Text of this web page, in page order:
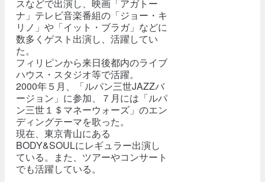
スなどで出演し、映画「アガトー
ナ」テレビ音楽番組の「ジョー・キ
リノ」や「イット・ブラガ」などに
数多くゲスト出演し、活躍してい
た。
フィリピンから来日後都内のライブ
ハウス・スタジオ等で活躍。
2000年５月、「ルパン三世JAZZバ
ージョン」に参加、７月には「ルパ
ン三世１＄マネーウォーズ」のエン
ディングテーマを歌った。
現在、東京青山にある
BODY&SOULにレギュラー出演し
ている。また、ツアーやコンサート
でも活躍している。